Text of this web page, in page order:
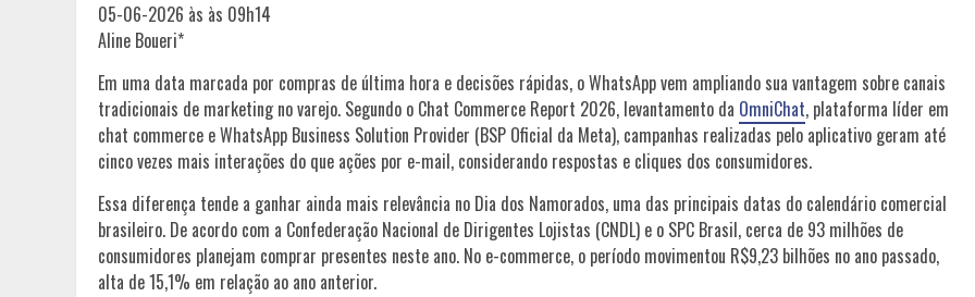
05-06-2026 às às 09h14
Aline Boueri*
Em uma data marcada por compras de última hora e decisões rápidas, o WhatsApp vem ampliando sua vantagem sobre canais
tradicionais de marketing no varejo. Segundo o Chat Commerce Report 2026, levantamento da OmniChat, plataforma líder em
chat commerce e WhatsApp Business Solution Provider (BSP Oficial da Meta), campanhas realizadas pelo aplicativo geram até
cinco vezes mais interações do que ações por e-mail, considerando respostas e cliques dos consumidores.
Essa diferença tende a ganhar ainda mais relevância no Dia dos Namorados, uma das principais datas do calendário comercial
brasileiro. De acordo com a Confederação Nacional de Dirigentes Lojistas (CNDL) e o SPC Brasil, cerca de 93 milhões de
consumidores planejam comprar presentes neste ano. No e-commerce, o período movimentou R$9,23 bilhões no ano passado,
alta de 15,1% em relação ao ano anterior.